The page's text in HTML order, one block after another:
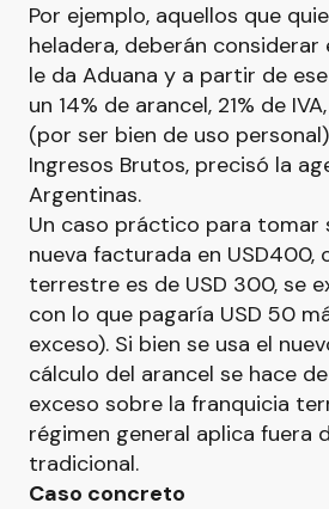
Por ejemplo, aquellos que
heladera, deberán considerar
le da Aduana y a partir de
un 14% de arancel, 21% de
(por ser bien de uso
Ingresos Brutos, precisó la
Argentinas.
Un caso práctico para tomar
nueva facturada en USD400,
terrestre es de USD 300, se
con lo que pagaría USD 50
exceso). Si bien se usa el
cálculo del arancel se hace
exceso sobre la franquicia
régimen general aplica fuera
tradicional.
Caso concreto